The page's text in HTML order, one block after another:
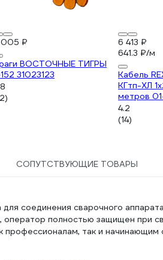
005 ₽
ВОСТОЧНЫЕ ТИГРЫ
31023123
6 413 ₽
641.3 ₽/м
Кабель
КГтп-ХЛ
метров
4.2
(14)
СОПУТСТВУЮЩИЕ ТОВАРЫ
соединения сварочного
полностью защищен при
профессионалам, так и начинающим